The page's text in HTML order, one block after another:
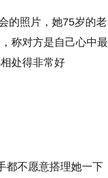
的照片，她75岁的老
称对方是自己心中最
处得非常好